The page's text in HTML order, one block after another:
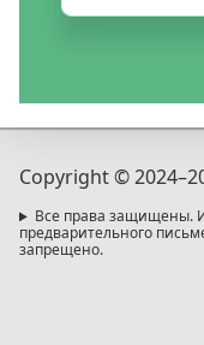
Copyright © 2024
Все права защищены.
предварительного
запрещено.